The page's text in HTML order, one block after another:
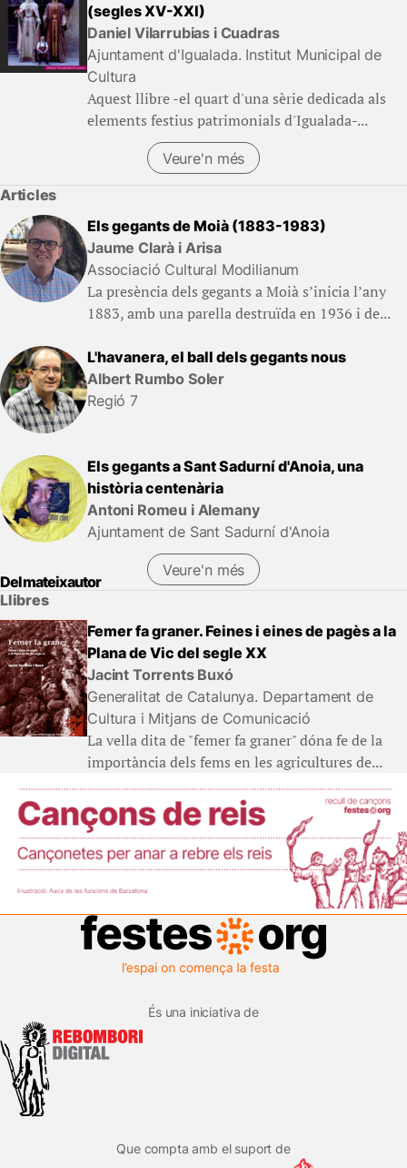
(segles XV-XXI)
Daniel Vilarrubias i Cuadras
Ajuntament d'Igualada. Institut Municipal de
Cultura
Aquest llibre -el quart d'una sèrie dedicada als
elements festius patrimonials d'Igualada-...
Veure'n més
Articles
Els gegants de Moià (1883-1983)
Jaume Clarà i Arisa
Associació Cultural Modilianum
La presència dels gegants a Moià s’inicia l’any
1883, amb una parella destruïda en 1936 i de...
L'havanera, el ball dels gegants nous
Albert Rumbo Soler
Regió 7
Els gegants a Sant Sadurní d'Anoia, una
història centenària
Antoni Romeu i Alemany
Ajuntament de Sant Sadurní d'Anoia
Veure'n més
Del mateix autor
Llibres
Femer fa graner. Feines i eines de pagès a la
Plana de Vic del segle XX
Jacint Torrents Buxó
Generalitat de Catalunya. Departament de
Cultura i Mitjans de Comunicació
La vella dita de "femer fa graner" dóna fe de la
importància dels fems en les agricultures de...
És una iniciativa de
Que compta amb el suport de